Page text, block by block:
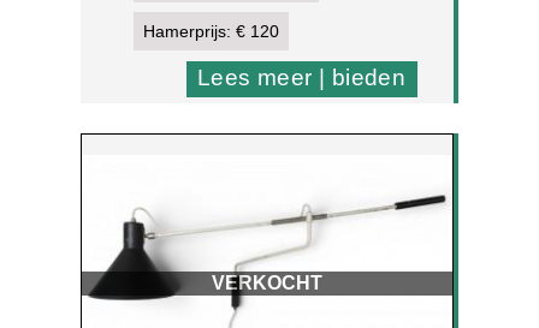
Hamerprijs: € 120
Lees meer | bieden
VERKOCHT